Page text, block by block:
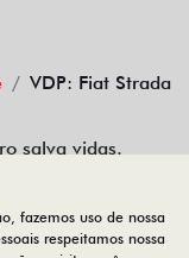
VDP: Fiat Strada
salva vidas.
fazemos uso de nossa
respeitamos nossa